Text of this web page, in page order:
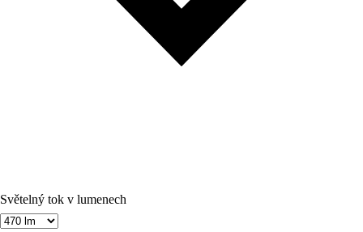
Světelný tok v lumenech